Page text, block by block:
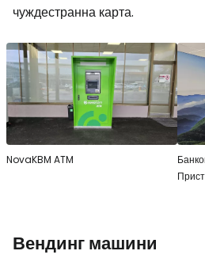
чуждестранна карта.
NovaKBM ATM
Вендинг машини